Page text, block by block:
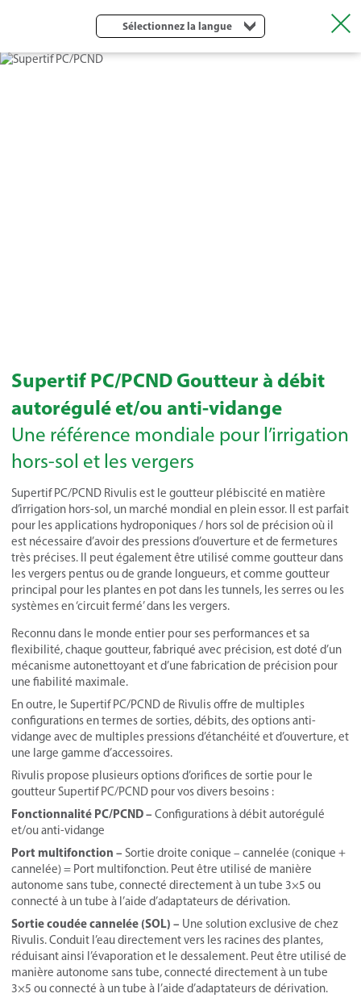
Sélectionnez la langue
Supertif PC/PCND Goutteur à débit
autorégulé et/ou anti-vidange
Une référence mondiale pour l’irrigation
hors-sol et les vergers
Supertif PC/PCND Rivulis est le goutteur plébiscité en matière
d’irrigation hors-sol, un marché mondial en plein essor. Il est parfait
pour les applications hydroponiques / hors sol de précision où il
est nécessaire d’avoir des pressions d’ouverture et de fermetures
très précises. Il peut également être utilisé comme goutteur dans
les vergers pentus ou de grande longueurs, et comme goutteur
principal pour les plantes en pot dans les tunnels, les serres ou les
systèmes en ‘circuit fermé’ dans les vergers.
Reconnu dans le monde entier pour ses performances et sa
flexibilité, chaque goutteur, fabriqué avec précision, est doté d’un
mécanisme autonettoyant et d’une fabrication de précision pour
une fiabilité maximale.
En outre, le Supertif PC/PCND de Rivulis offre de multiples
configurations en termes de sorties, débits, des options anti-
vidange avec de multiples pressions d’étanchéité et d’ouverture, et
une large gamme d’accessoires.
Rivulis propose plusieurs options d’orifices de sortie pour le
goutteur Supertif PC/PCND pour vos divers besoins :
Fonctionnalité PC/PCND – Configurations à débit autorégulé
et/ou anti-vidange
Port multifonction – Sortie droite conique – cannelée (conique +
cannelée) = Port multifonction. Peut être utilisé de manière
autonome sans tube, connecté directement à un tube 3×5 ou
connecté à un tube à l’aide d’adaptateurs de dérivation.
Sortie coudée cannelée (SOL) – Une solution exclusive de chez
Rivulis. Conduit l’eau directement vers les racines des plantes,
réduisant ainsi l’évaporation et le dessalement. Peut être utilisé de
manière autonome sans tube, connecté directement à un tube
3×5 ou connecté à un tube à l’aide d’adaptateurs de dérivation.